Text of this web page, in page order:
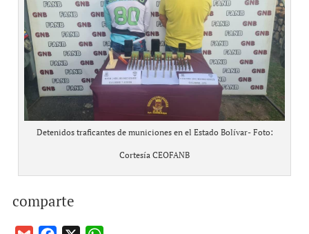
Detenidos traficantes de municiones en el Estado Bolívar- Foto:
Cortesía CEOFANB
comparte